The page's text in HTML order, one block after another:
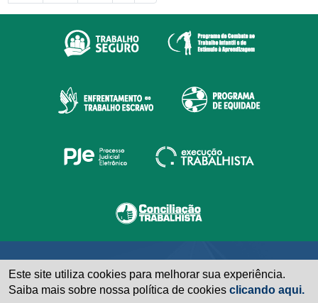
Este site utiliza cookies para melhorar sua experiência.
Saiba mais sobre nossa política de cookies clicando aqui.